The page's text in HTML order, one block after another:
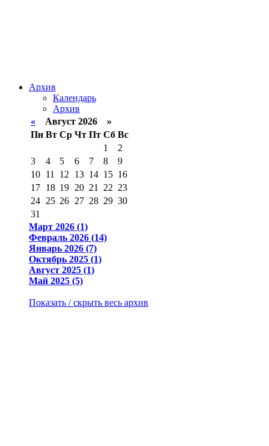
Архив
Календарь
Архив
« Август 2026 »
Пн Вт Ср Чт Пт Сб Вс
1
2
3
4 5 6 7 8
9
10 11 12 13 14 15 16
17 18 19 20 21 22 23
24 25 26 27 28 29 30
31
Март 2026 (1)
Февраль 2026 (14)
Январь 2026 (7)
Октябрь 2025 (1)
Август 2025 (1)
Май 2025 (5)
Показать / скрыть весь архив